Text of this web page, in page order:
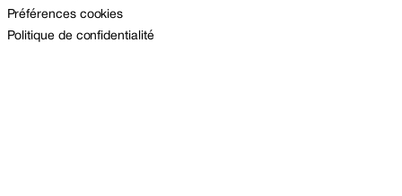
Préférences cookies
Politique de confidentialité